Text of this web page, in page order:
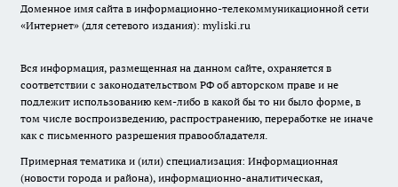
Доменное имя сайта в информационно-телекоммуникационной сети
«Интернет» (для сетевого издания): myliski.ru
Вся информация, размещенная на данном сайте, охраняется в
соответствии с законодательством РФ об авторском праве и не
подлежит использованию кем-либо в какой бы то ни было форме, в
том числе воспроизведению, распространению, переработке не иначе
как с письменного разрешения правообладателя.
Примерная тематика и (или) специализация: Информационная
(новости города и района), информационно-аналитическая,